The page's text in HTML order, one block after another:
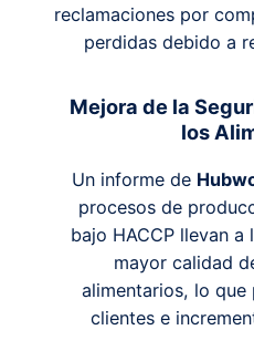
reclamaciones por
perdidas debido a
Mejora de la
los
Un informe de
procesos de
bajo HACCP llevan a
mayor calidad
alimentarios, lo que
clientes e